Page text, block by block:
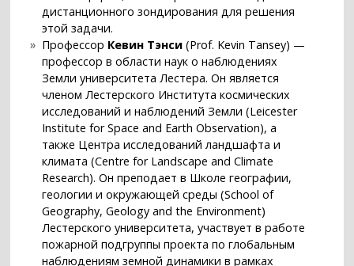
дистанционного зондирования для решения
этой задачи.
Профессор Кевин Тэнси (Prof. Kevin Tansey) —
профессор в области наук о наблюдениях
Земли университета Лестера. Он является
членом Лестерского Института космических
исследований и наблюдений Земли (Leicester
Institute for Space and Earth Observation), а
также Центра исследований ландшафта и
климата (Centre for Landscape and Climate
Research). Он преподает в Школе географии,
геологии и окружающей среды (School of
Geography, Geology and the Environment)
Лестерского университета, участвует в работе
пожарной подгруппы проекта по глобальным
наблюдениям земной динамики в рамках